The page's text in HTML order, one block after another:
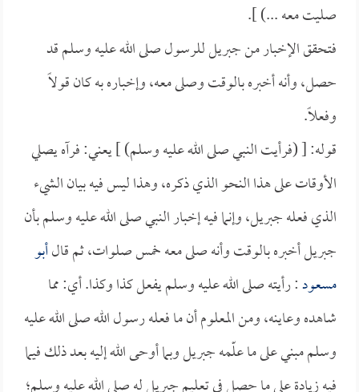
صليت معه ...) ].
فتحقق الإخبار من جبريل للرسول صلى الله عليه وسلم قد
حصل، وأنه أخبره بالوقت وصلى معه، وإخباره به كان قولاً
وفعلاً.
قوله: [ (فرأيت النبي صلى الله عليه وسلم) ] يعني: فرآه يصلي
الأوقات على هذا النحو الذي ذكره، وهذا ليس فيه بيان الشيء
الذي فعله جبريل، وإنما فيه إخبار النبي صلى الله عليه وسلم بأن
جبريل أخبره بالوقت وأنه صلى معه خمس صلوات، ثم قالأبو
مسعود: رأيته صلى الله عليه وسلم يفعل كذا وكذا. أي: مما
شاهده وعاينه، ومن المعلوم أن ما فعله رسول الله صلى الله عليه
وسلم مبني على ما علّمه جبريل وبما أوحى الله إليه بعد ذلك فيما